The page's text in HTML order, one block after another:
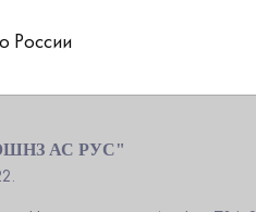
России
АС РУС"